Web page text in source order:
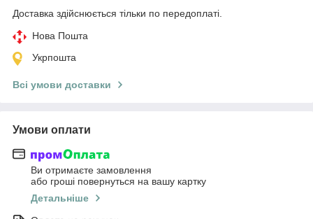
Доставка здійснюється тільки по передоплаті.
Нова Пошта
Укрпошта
Всі умови доставки
Умови оплати
Ви отримаєте замовлення
або гроші повернуться на вашу картку
Детальніше